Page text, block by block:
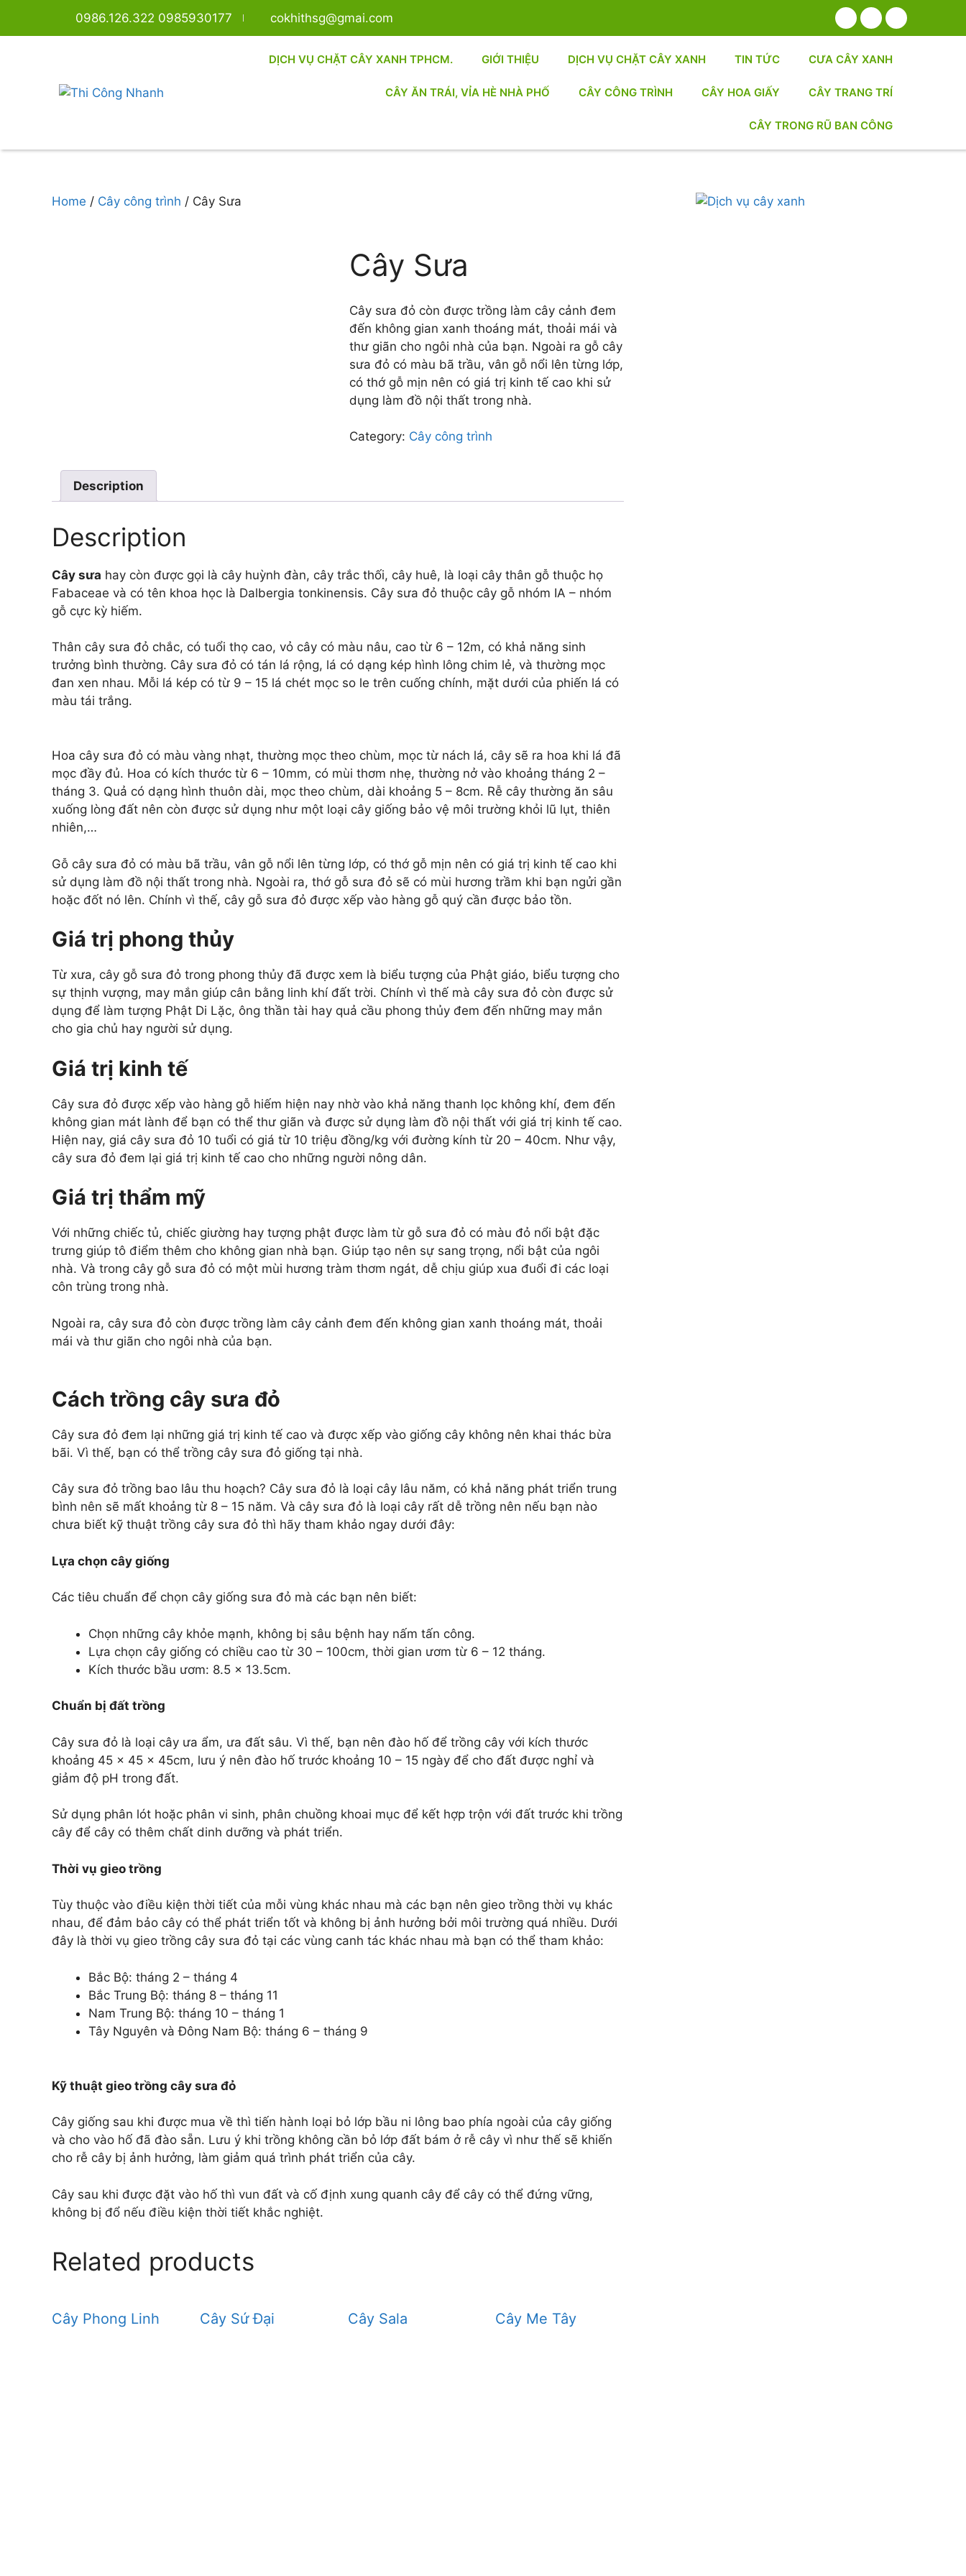
0986.126.322 0985930177 cokhithsg@gmai.com
DỊCH VỤ CHẶT CÂY XANH TPHCM. GIỚI THIỆU DỊCH VỤ CHẶT CÂY XANH TIN TỨC CƯA CÂY XANH
CÂY ĂN TRÁI, VỈA HÈ NHÀ PHỐ CÂY CÔNG TRÌNH CÂY HOA GIẤY CÂY TRANG TRÍ
CÂY TRONG RŨ BAN CÔNG
Home / Cây công trình / Cây Sưa
Cây Sưa
Cây sưa đỏ còn được trồng làm cây cảnh đem
đến không gian xanh thoáng mát, thoải mái và
thư giãn cho ngôi nhà của bạn. Ngoài ra gỗ cây
sưa đỏ có màu bã trầu, vân gỗ nổi lên từng lớp,
có thớ gỗ mịn nên có giá trị kinh tế cao khi sử
dụng làm đồ nội thất trong nhà.
Category: Cây công trình
Description
Description
Cây sưa hay còn được gọi là cây huỳnh đàn, cây trắc thối, cây huê, là loại cây thân gỗ thuộc họ
Fabaceae và có tên khoa học là Dalbergia tonkinensis. Cây sưa đỏ thuộc cây gỗ nhóm IA – nhóm
gỗ cực kỳ hiếm.
Thân cây sưa đỏ chắc, có tuổi thọ cao, vỏ cây có màu nâu, cao từ 6 – 12m, có khả năng sinh
trưởng bình thường. Cây sưa đỏ có tán lá rộng, lá có dạng kép hình lông chim lẻ, và thường mọc
đan xen nhau. Mỗi lá kép có từ 9 – 15 lá chét mọc so le trên cuống chính, mặt dưới của phiến lá có
màu tái trắng.
Hoa cây sưa đỏ có màu vàng nhạt, thường mọc theo chùm, mọc từ nách lá, cây sẽ ra hoa khi lá đã
mọc đầy đủ. Hoa có kích thước từ 6 – 10mm, có mùi thơm nhẹ, thường nở vào khoảng tháng 2 –
tháng 3. Quả có dạng hình thuôn dài, mọc theo chùm, dài khoảng 5 – 8cm. Rễ cây thường ăn sâu
xuống lòng đất nên còn được sử dụng như một loại cây giống bảo vệ môi trường khỏi lũ lụt, thiên
nhiên,…
Gỗ cây sưa đỏ có màu bã trầu, vân gỗ nổi lên từng lớp, có thớ gỗ mịn nên có giá trị kinh tế cao khi
sử dụng làm đồ nội thất trong nhà. Ngoài ra, thớ gỗ sưa đỏ sẽ có mùi hương trầm khi bạn ngửi gần
hoặc đốt nó lên. Chính vì thế, cây gỗ sưa đỏ được xếp vào hàng gỗ quý cần được bảo tồn.
Giá trị phong thủy
Từ xưa, cây gỗ sưa đỏ trong phong thủy đã được xem là biểu tượng của Phật giáo, biểu tượng cho
sự thịnh vượng, may mắn giúp cân bằng linh khí đất trời. Chính vì thế mà cây sưa đỏ còn được sử
dụng để làm tượng Phật Di Lặc, ông thần tài hay quả cầu phong thủy đem đến những may mắn
cho gia chủ hay người sử dụng.
Giá trị kinh tế
Cây sưa đỏ được xếp vào hàng gỗ hiếm hiện nay nhờ vào khả năng thanh lọc không khí, đem đến
không gian mát lành để bạn có thể thư giãn và được sử dụng làm đồ nội thất với giá trị kinh tế cao.
Hiện nay, giá cây sưa đỏ 10 tuổi có giá từ 10 triệu đồng/kg với đường kính từ 20 – 40cm. Như vậy,
cây sưa đỏ đem lại giá trị kinh tế cao cho những người nông dân.
Giá trị thẩm mỹ
Với những chiếc tủ, chiếc giường hay tượng phật được làm từ gỗ sưa đỏ có màu đỏ nổi bật đặc
trưng giúp tô điểm thêm cho không gian nhà bạn. Giúp tạo nên sự sang trọng, nổi bật của ngôi
nhà. Và trong cây gỗ sưa đỏ có một mùi hương tràm thơm ngát, dễ chịu giúp xua đuổi đi các loại
côn trùng trong nhà.
Ngoài ra, cây sưa đỏ còn được trồng làm cây cảnh đem đến không gian xanh thoáng mát, thoải
mái và thư giãn cho ngôi nhà của bạn.
Cách trồng cây sưa đỏ
Cây sưa đỏ đem lại những giá trị kinh tế cao và được xếp vào giống cây không nên khai thác bừa
bãi. Vì thế, bạn có thể trồng cây sưa đỏ giống tại nhà.
Cây sưa đỏ trồng bao lâu thu hoạch? Cây sưa đỏ là loại cây lâu năm, có khả năng phát triển trung
bình nên sẽ mất khoảng từ 8 – 15 năm. Và cây sưa đỏ là loại cây rất dễ trồng nên nếu bạn nào
chưa biết kỹ thuật trồng cây sưa đỏ thì hãy tham khảo ngay dưới đây:
Lựa chọn cây giống
Các tiêu chuẩn để chọn cây giống sưa đỏ mà các bạn nên biết:
Chọn những cây khỏe mạnh, không bị sâu bệnh hay nấm tấn công.
Lựa chọn cây giống có chiều cao từ 30 – 100cm, thời gian ươm từ 6 – 12 tháng.
Kích thước bầu ươm: 8.5 x 13.5cm.
Chuẩn bị đất trồng
Cây sưa đỏ là loại cây ưa ẩm, ưa đất sâu. Vì thế, bạn nên đào hố để trồng cây với kích thước
khoảng 45 x 45 x 45cm, lưu ý nên đào hố trước khoảng 10 – 15 ngày để cho đất được nghỉ và
giảm độ pH trong đất.
Sử dụng phân lót hoặc phân vi sinh, phân chuồng khoai mục để kết hợp trộn với đất trước khi trồng
cây để cây có thêm chất dinh dưỡng và phát triển.
Thời vụ gieo trồng
Tùy thuộc vào điều kiện thời tiết của mỗi vùng khác nhau mà các bạn nên gieo trồng thời vụ khác
nhau, để đảm bảo cây có thể phát triển tốt và không bị ảnh hưởng bởi môi trường quá nhiều. Dưới
đây là thời vụ gieo trồng cây sưa đỏ tại các vùng canh tác khác nhau mà bạn có thể tham khảo:
Bắc Bộ: tháng 2 – tháng 4
Bắc Trung Bộ: tháng 8 – tháng 11
Nam Trung Bộ: tháng 10 – tháng 1
Tây Nguyên và Đông Nam Bộ: tháng 6 – tháng 9
Kỹ thuật gieo trồng cây sưa đỏ
Cây giống sau khi được mua về thì tiến hành loại bỏ lớp bầu ni lông bao phía ngoài của cây giống
và cho vào hố đã đào sẵn. Lưu ý khi trồng không cần bỏ lớp đất bám ở rễ cây vì như thế sẽ khiến
cho rễ cây bị ảnh hưởng, làm giảm quá trình phát triển của cây.
Cây sau khi được đặt vào hố thì vun đất và cố định xung quanh cây để cây có thể đứng vững,
không bị đổ nếu điều kiện thời tiết khắc nghiệt.
Related products
Cây Phong Linh Cây Sứ Đại Cây Sala Cây Me Tây